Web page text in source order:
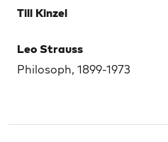
Till Kinzel
Leo Strauss
Philosoph, 1899-1973